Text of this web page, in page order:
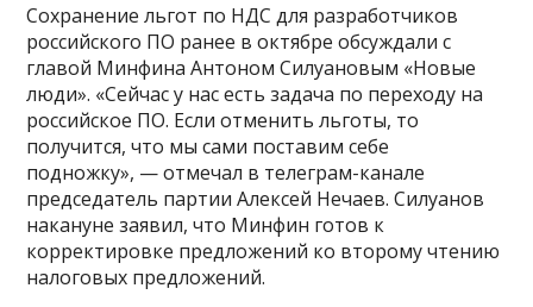
Сохранение льгот по НДС для разработчиков
российского ПО ранее в октябре обсуждали с
главой Минфина Антоном Силуановым «Новые
люди». «Сейчас у нас есть задача по переходу на
российское ПО. Если отменить льготы, то
получится, что мы сами поставим себе
подножку», — отмечал в телеграм-канале
председатель партии Алексей Нечаев. Силуанов
накануне заявил, что Минфин готов к
корректировке предложений ко второму чтению
налоговых предложений.